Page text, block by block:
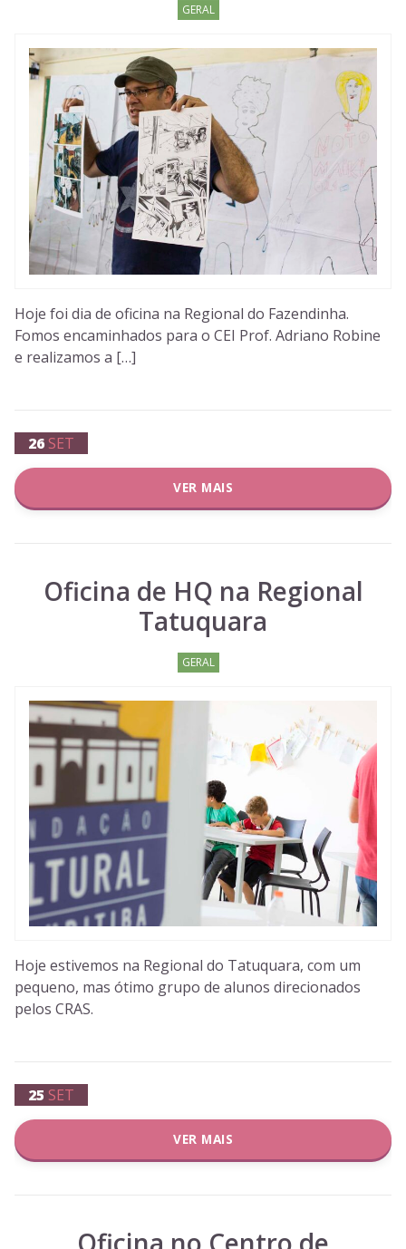
GERAL
Hoje foi dia de oficina na Regional do Fazendinha.
Fomos encaminhados para o CEI Prof. Adriano Robine
e realizamos a […]
26 SET
VER MAIS
Oficina de HQ na Regional
Tatuquara
GERAL
Hoje estivemos na Regional do Tatuquara, com um
pequeno, mas ótimo grupo de alunos direcionados
pelos CRAS.
25 SET
VER MAIS